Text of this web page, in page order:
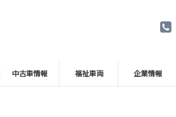
中古車情報 福祉車両 企業情報